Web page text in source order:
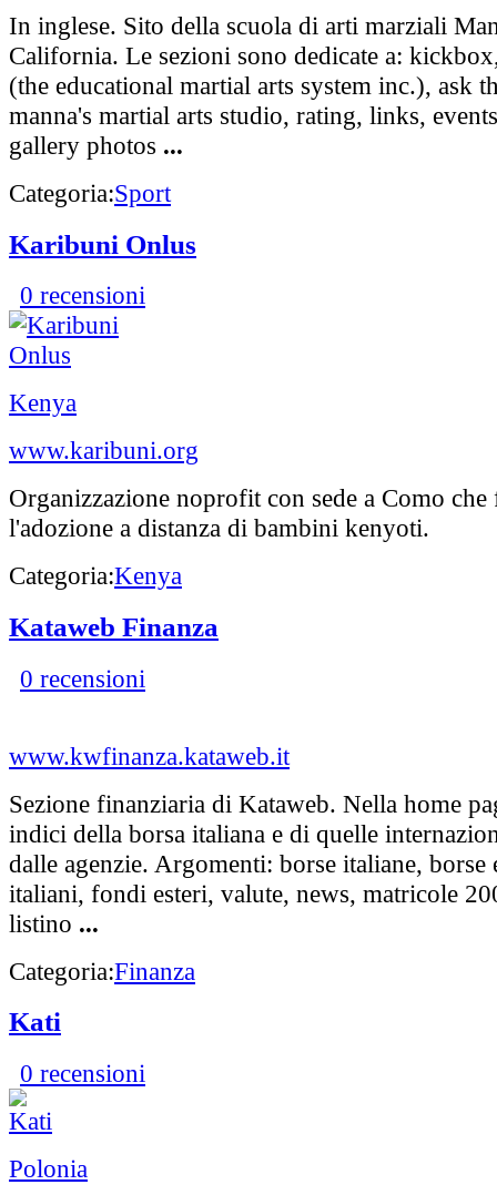
In inglese. Sito della scuola di arti marziali
California. Le sezioni sono dedicate a:
(the educational martial arts system inc.), ask
manna's martial arts studio, rating, links,
gallery photos ...
Categoria:Sport
Karibuni Onlus
0 recensioni
Kenya
www.karibuni.org
Organizzazione noprofit con sede a Como che
l'adozione a distanza di bambini kenyoti.
Categoria:Kenya
Kataweb Finanza
0 recensioni
www.kwfinanza.kataweb.it
Sezione finanziaria di Kataweb. Nella home
indici della borsa italiana e di quelle
dalle agenzie. Argomenti: borse italiane, borse
italiani, fondi esteri, valute, news, matricole
listino ...
Categoria:Finanza
Kati
0 recensioni
Polonia